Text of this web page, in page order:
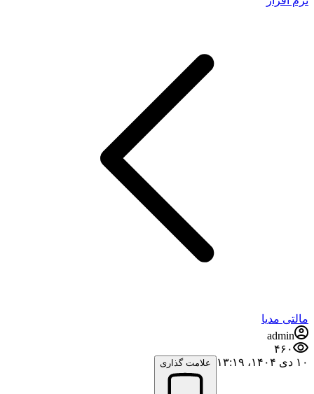
مالتی مدیا
admin
۴۶۰
۱۰ دی ۱۴۰۴،‏ ۱۳:۱۹
علامت گذاری